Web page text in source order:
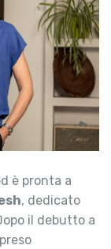
è pronta a
, dedicato
il debutto a